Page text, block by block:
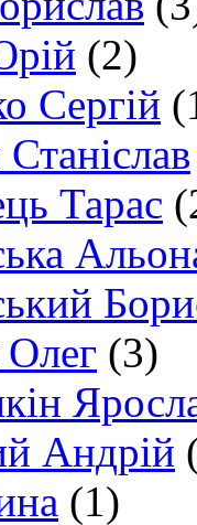
(2)
Сергій
Станіслав
Тарас
(3)
Андрій
(1)